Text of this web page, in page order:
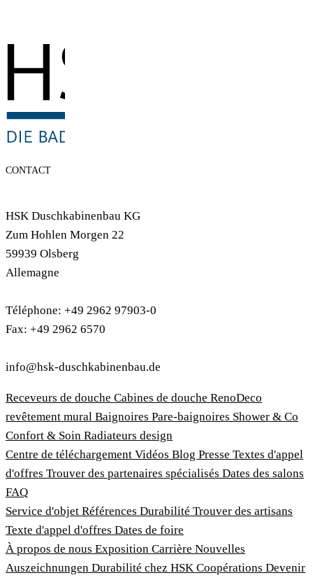
CONTACT
HSK Duschkabinenbau KG
Zum Hohlen Morgen 22
59939 Olsberg
Allemagne
Téléphone: +49 2962 97903-0
Fax: +49 2962 6570
info@hsk-duschkabinenbau.de
Receveurs de douche Cabines de douche RenoDeco
revêtement mural Baignoires Pare-baignoires Shower & Co
Confort & Soin Radiateurs design
Centre de téléchargement Vidéos Blog Presse Textes d'appel
d'offres Trouver des partenaires spécialisés Dates des salons
FAQ
Service d'objet Références Durabilité Trouver des artisans
Texte d'appel d'offres Dates de foire
À propos de nous Exposition Carrière Nouvelles
Auszeichnungen Durabilité chez HSK Coopérations Devenir